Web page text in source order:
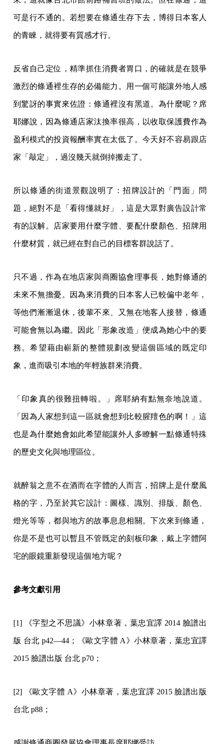
可是行不通的。若想要在條通生存下去，博得日本客人
的青睞，就得要有質感才行。
反省自己定位，精準抓住消費者胃口，的確就是在競爭
激烈的條通裡生存的必備能力。用一個可能讓外地人感
到驚訝的事實來佐證：條通裡沒有黑道。為什麼呢？席
耶娜說，因為條通店家汰換率很高，以收取保護費作為
盈利模式的投資報酬率實在太低了。今天好不容易跟店
家「敲定」，過沒幾天就倒掉搬走了。
所以條通的街道景觀說明了：招牌設計的「門面」問
題，絕對不是「看得懂就好」，這是大眾對廣告設計常
有的誤解。店家要用什麼字體、要配什麼顏色、招牌用
什麼材質，就已經在對自己的目標客群說話了。
只不過，作為在地店家與商圈協會理事長，她對條通的
未來不無擔憂。因為來消費的日本客人已較偏中老年，
等他們漸漸退休，後輩不來、又無在地客人接替，條通
可能會無以為繼。因此「形象改造」便成為她心中的要
務。希望藉由嶄新的整體規劃改變這個區域的既定印
象，進而吸引本地的年輕族群來消費。
「印象真的很難扭轉啦。」席耶納有點無奈地說道。
「因為人家想到這一區就會想到比較腥羶色的啊！」這
也是為什麼她會如此希望能讓外人多瞭解一點條通特殊
的歷史文化與地理區位。
就醉翁之意不在酒而在字體的人而言，招牌上是什麼風
格的字，乃至於其它設計：圖樣、識別、排版、顏色、
燈光等等，都與地方的故事息息相關。下次來到條通，
你是不是也可以暫且不管既定的刻板印象，戴上字體阿
宅的眼鏡重新發現這個地方呢？
參考文獻引用
[1] 《字型之不思議》小林章著，葉忠宜譯 2014 臉譜出
版 台北 p42—44；《歐文字體 A》小林章著，葉忠宜譯
2015 臉譜出版 台北 p70；
[2] 《歐文字體 A》小林章著，葉忠宜譯 2015 臉譜出版
台北 p88；